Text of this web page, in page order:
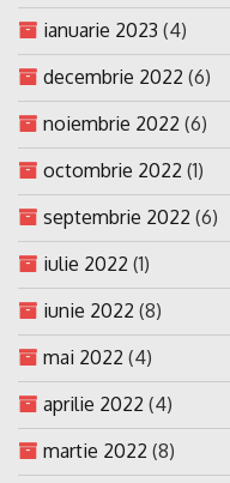
ianuarie 2023 (4)
decembrie 2022 (6)
noiembrie 2022 (6)
octombrie 2022 (1)
septembrie 2022 (6)
iulie 2022 (1)
iunie 2022 (8)
mai 2022 (4)
aprilie 2022 (4)
martie 2022 (8)